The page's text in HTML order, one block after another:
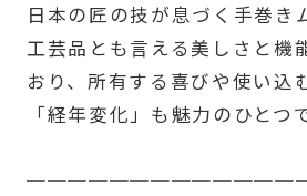
日本の匠の技が息づく手巻き
工芸品とも言える美しさと機
おり、所有する喜びや使い込
「経年変化」も魅力のひとつ